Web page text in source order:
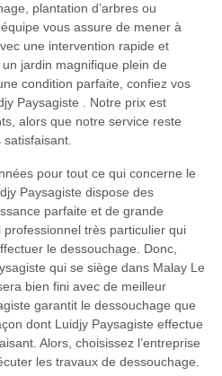
plantation d’arbres ou
vous assure de mener à
une intervention rapide et
jardin magnifique plein de
condition parfaite, confiez vos
Paysagiste . Notre prix est
alors que notre service reste
satisfaisant.
pour tout ce qui concerne le
Paysagiste dispose des
parfaite et de grande
très particulier qui
le dessouchage. Donc,
qui se siège dans Malay Le
bien fini avec de meilleur
garantit le dessouchage que
dont Luidjy Paysagiste effectue
Alors, choisissez l’entreprise
les travaux de dessouchage.